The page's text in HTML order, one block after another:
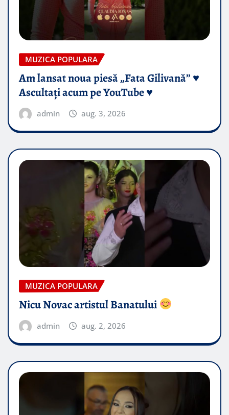
MUZICA POPULARA
Am lansat noua piesă „Fata Gilivană” ♥️
Ascultați acum pe YouTube ♥️
admin aug. 3, 2026
MUZICA POPULARA
Nicu Novac artistul Banatului
admin aug. 2, 2026